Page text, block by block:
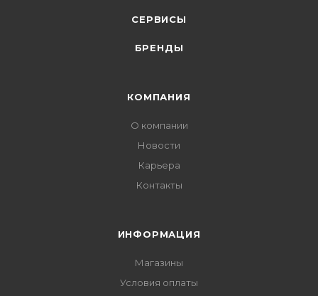
СЕРВИСЫ
БРЕНДЫ
КОМПАНИЯ
О компании
Новости
Карьера
Контакты
ИНФОРМАЦИЯ
Магазины
Условия оплаты